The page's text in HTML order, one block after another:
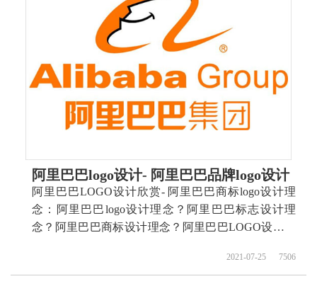
阿里巴巴logo设计- 阿里巴巴品牌logo设计
阿里巴巴LOGO设计欣赏- 阿里巴巴商标logo设计理
念：阿里巴巴logo设计理念？阿里巴巴标志设计理
念？阿里巴巴商标设计理念？阿里巴巴LOGO设计含
2021-07-25 7506